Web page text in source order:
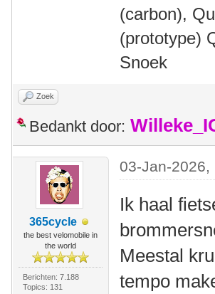
(carbon),
(prototype)
Snoek
Zoek
Bedankt door:
365cycle
the best velomobile in
the world
Berichten: 7.188
Topics: 131
03-Jan-2026,
Ik haal
Meestal
tempo